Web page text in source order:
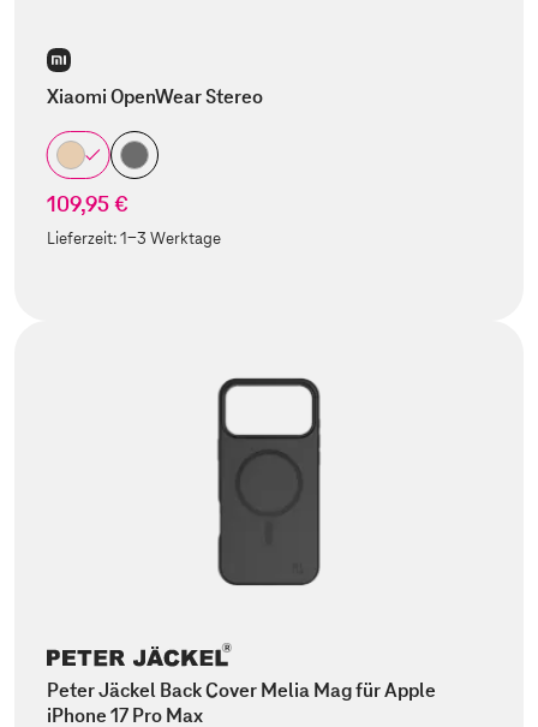
Xiaomi OpenWear Stereo
109,95 €
Lieferzeit:1-3 Werktage
Peter Jäckel Back Cover Melia Mag für Apple
iPhone 17 Pro Max